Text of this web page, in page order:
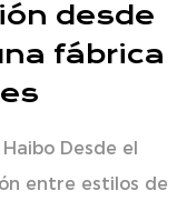
desde
fábrica
Desde el
entre estilos de